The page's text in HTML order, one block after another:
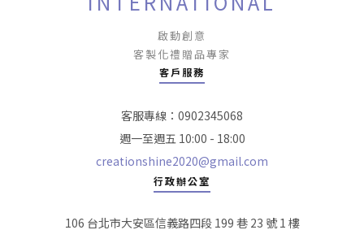
啟動創意
客製化禮贈品專家
客戶服務
客服專線：0902345068
週一至週五 10:00 - 18:00
creationshine2020@gmail.com
行政辦公室
106 台北市大安區信義路四段 199 巷 23 號 1 樓